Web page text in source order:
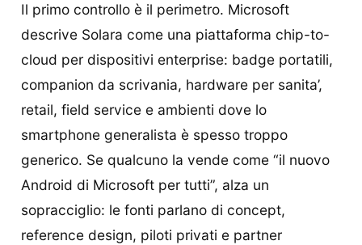
Il primo controllo è il perimetro. Microsoft
descrive Solara come una piattaforma chip-to-
cloud per dispositivi enterprise: badge portatili,
companion da scrivania, hardware per sanita’,
retail, field service e ambienti dove lo
smartphone generalista è spesso troppo
generico. Se qualcuno la vende come “il nuovo
Android di Microsoft per tutti”, alza un
sopracciglio: le fonti parlano di concept,
reference design, piloti privati e partner